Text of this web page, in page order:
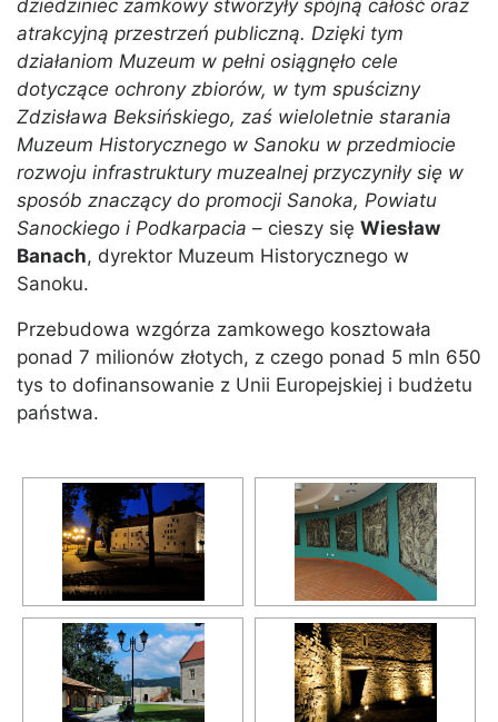
dziedziniec zamkowy stworzyły spójną całość oraz
atrakcyjną przestrzeń publiczną. Dzięki tym
działaniom Muzeum w pełni osiągnęło cele
dotyczące ochrony zbiorów, w tym spuścizny
Zdzisława Beksińskiego, zaś wieloletnie starania
Muzeum Historycznego w Sanoku w przedmiocie
rozwoju infrastruktury muzealnej przyczyniły się w
sposób znaczący do promocji Sanoka, Powiatu
Sanockiego i Podkarpacia – cieszy się Wiesław
Banach, dyrektor Muzeum Historycznego w
Sanoku.
Przebudowa wzgórza zamkowego kosztowała
ponad 7 milionów złotych, z czego ponad 5 mln 650
tys to dofinansowanie z Unii Europejskiej i budżetu
państwa.